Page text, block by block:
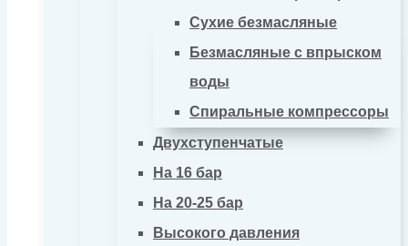
Сухие безмасляные
Безмасляные с впрыском
воды
Спиральные компрессоры
Двухступенчатые
На 16 бар
На 20-25 бар
Высокого давления